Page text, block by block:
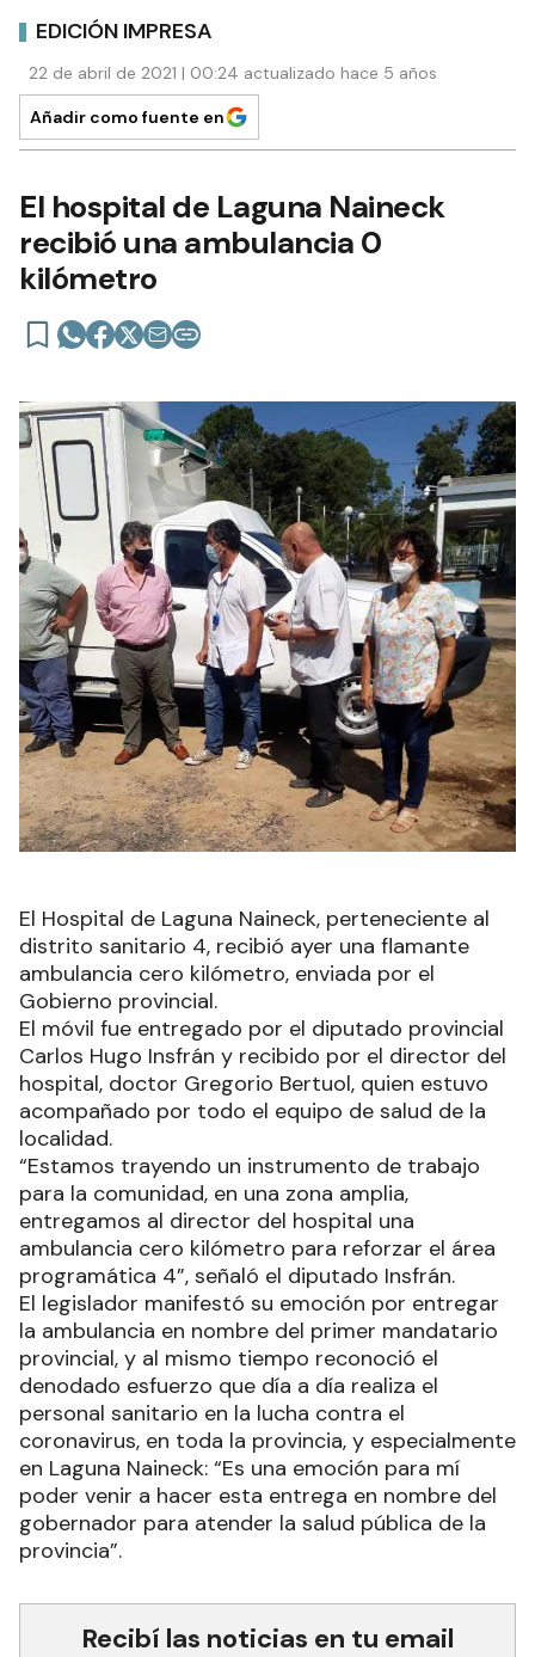
EDICIÓN IMPRESA
22 de abril de 2021 | 00:24 actualizado hace 5 años
Añadir como fuente en
El hospital de Laguna Naineck
recibió una ambulancia 0
kilómetro
El Hospital de Laguna Naineck, perteneciente al
distrito sanitario 4, recibió ayer una flamante
ambulancia cero kilómetro, enviada por el
Gobierno provincial.
El móvil fue entregado por el diputado provincial
Carlos Hugo Insfrán y recibido por el director del
hospital, doctor Gregorio Bertuol, quien estuvo
acompañado por todo el equipo de salud de la
localidad.
“Estamos trayendo un instrumento de trabajo
para la comunidad, en una zona amplia,
entregamos al director del hospital una
ambulancia cero kilómetro para reforzar el área
programática 4”, señaló el diputado Insfrán.
El legislador manifestó su emoción por entregar
la ambulancia en nombre del primer mandatario
provincial, y al mismo tiempo reconoció el
denodado esfuerzo que día a día realiza el
personal sanitario en la lucha contra el
coronavirus, en toda la provincia, y especialmente
en Laguna Naineck: “Es una emoción para mí
poder venir a hacer esta entrega en nombre del
gobernador para atender la salud pública de la
provincia”.
Recibí las noticias en tu email